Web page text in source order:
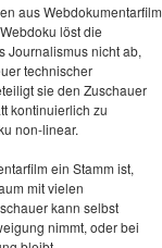
aus Webdokumentarfilm
löst die
Journalismus nicht ab,
technischer
sie den Zuschauer
kontinuierlich zu
non-linear.
ein Stamm ist,
mit vielen
kann selbst
nimmt, oder bei